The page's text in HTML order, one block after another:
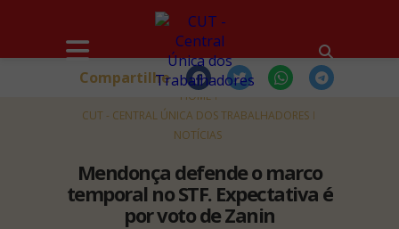
HOME
CUT - CENTRAL ÚNICA DOS TRABALHADORES
NOTÍCIAS
Mendonça defende o marco
temporal no STF. Expectativa é
por voto de Zanin
Compartilhe